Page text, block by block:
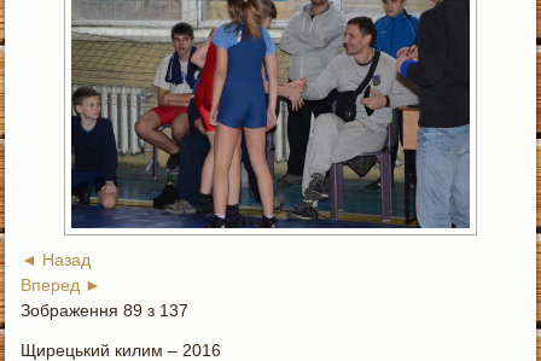
◄ Назад
Вперед ►
Зображення 89 з 137
Щирецький килим – 2016